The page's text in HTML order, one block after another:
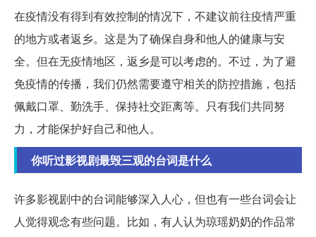
在疫情没有得到有效控制的情况下，不建议前往疫情严重
的地方或者返乡。这是为了确保自身和他人的健康与安
全。但在无疫情地区，返乡是可以考虑的。不过，为了避
免疫情的传播，我们仍然需要遵守相关的防控措施，包括
佩戴口罩、勤洗手、保持社交距离等。只有我们共同努
力，才能保护好自己和他人。
你听过影视剧最毁三观的台词是什么
许多影视剧中的台词能够深入人心，但也有一些台词会让
人觉得观念有些问题。比如，有人认为琼瑶奶奶的作品常